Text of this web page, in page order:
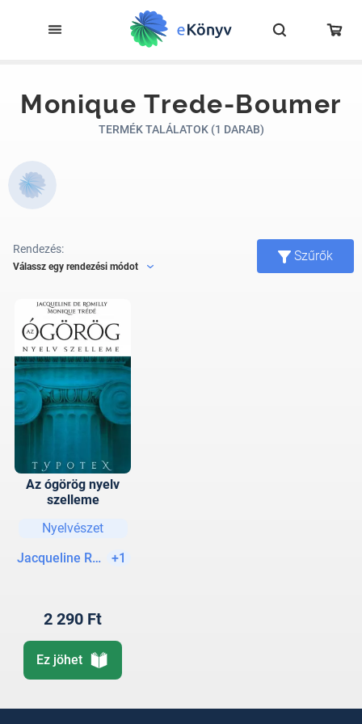
Monique Trede-Boumer
TERMÉK TALÁLATOK (1 DARAB)
Rendezés:
Válassz egy rendezési módot
Szűrők
Az ógörög nyelv
szelleme
Nyelvészet
Jacqueline Romilly
+1
2 290 Ft
Ez jöhet